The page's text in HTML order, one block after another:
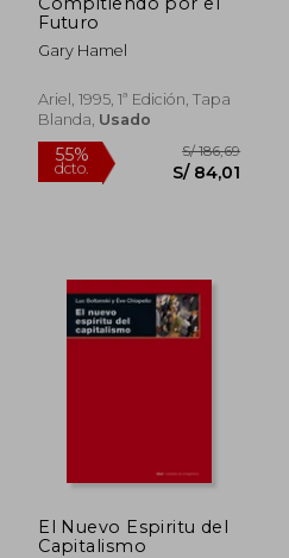
Futuro
Gary Hamel
Ariel, 1995, 1ª Edición, Tapa
Blanda, Usado
El Nuevo Espiritu del
Capitalismo